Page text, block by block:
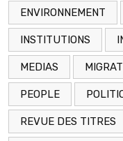
ENVIRONNEMENT
INSTITUTIONS
MEDIAS
PEOPLE
REVUE DES TITRES